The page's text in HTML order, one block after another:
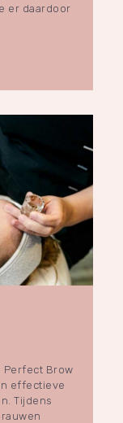
er daardoor
Perfect Brow
effectieve
Tijdens